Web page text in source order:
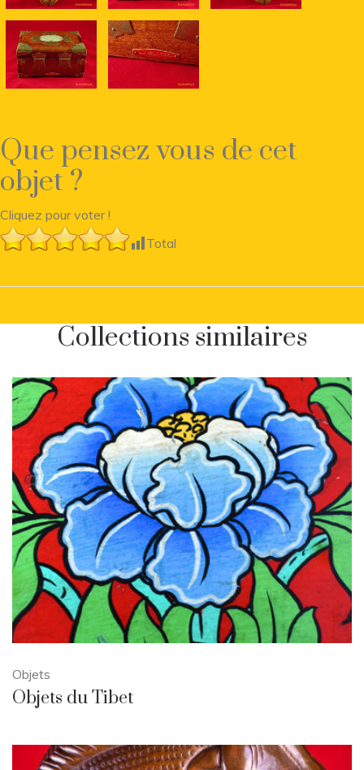
Que pensez vous de cet
objet ?
Cliquez pour voter !
Total
Collections similaires
Objets
Objets du Tibet